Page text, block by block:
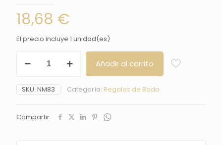
18,68 €
El precio incluye 1 unidad(es)
221cm.
100
luces
Añadir al carrito
SKU: NM83 Categoría: Regalos de Boda
Compartir